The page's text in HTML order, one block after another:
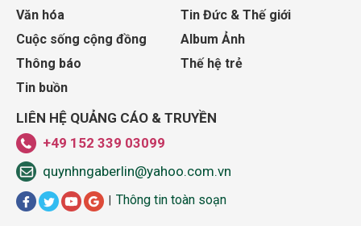
Văn hóa
Tin Đức & Thế giới
Cuộc sống cộng đồng
Album Ảnh
Thông báo
Thế hệ trẻ
Tin buồn
LIÊN HỆ QUẢNG CÁO & TRUYỀN
+49 152 339 03099
quynhngaberlin@yahoo.com.vn
Thông tin toàn soạn